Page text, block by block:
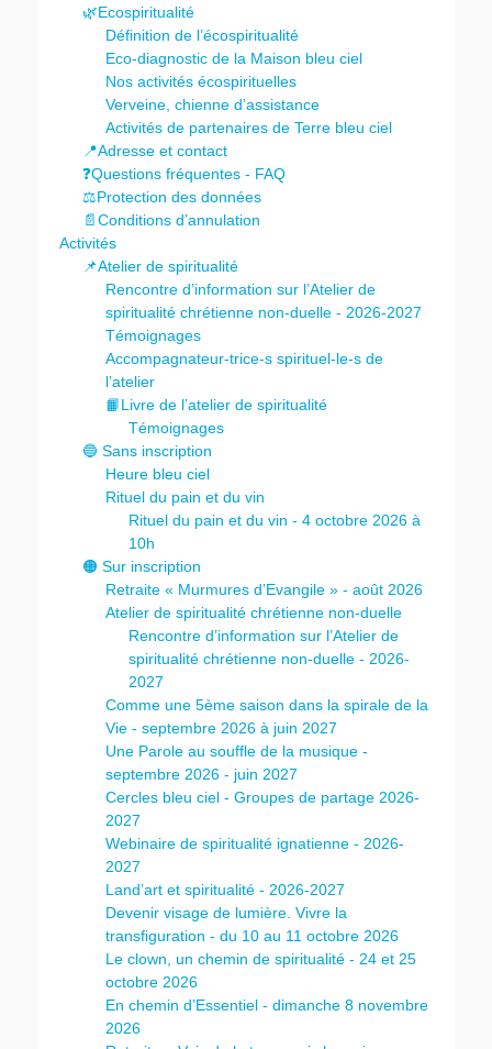
🌿Ecospiritualité
Définition de l’écospiritualité
Eco-diagnostic de la Maison bleu ciel
Nos activités écospirituelles
Verveine, chienne d’assistance
Activités de partenaires de Terre bleu ciel
📍Adresse et contact
❓Questions fréquentes - FAQ
⚖️Protection des données
📄Conditions d’annulation
Activités
📌Atelier de spiritualité
Rencontre d’information sur l’Atelier de
spiritualité chrétienne non-duelle - 2026-2027
Témoignages
Accompagnateur-trice-s spirituel-le-s de
l’atelier
📙Livre de l’atelier de spiritualité
Témoignages
🔵 Sans inscription
Heure bleu ciel
Rituel du pain et du vin
Rituel du pain et du vin - 4 octobre 2026 à
10h
🟠 Sur inscription
Retraite « Murmures d’Evangile » - août 2026
Atelier de spiritualité chrétienne non-duelle
Rencontre d’information sur l’Atelier de
spiritualité chrétienne non-duelle - 2026-
2027
Comme une 5ème saison dans la spirale de la
Vie - septembre 2026 à juin 2027
Une Parole au souffle de la musique -
septembre 2026 - juin 2027
Cercles bleu ciel - Groupes de partage 2026-
2027
Webinaire de spiritualité ignatienne - 2026-
2027
Land’art et spiritualité - 2026-2027
Devenir visage de lumière. Vivre la
transfiguration - du 10 au 11 octobre 2026
Le clown, un chemin de spiritualité - 24 et 25
octobre 2026
En chemin d’Essentiel - dimanche 8 novembre
2026